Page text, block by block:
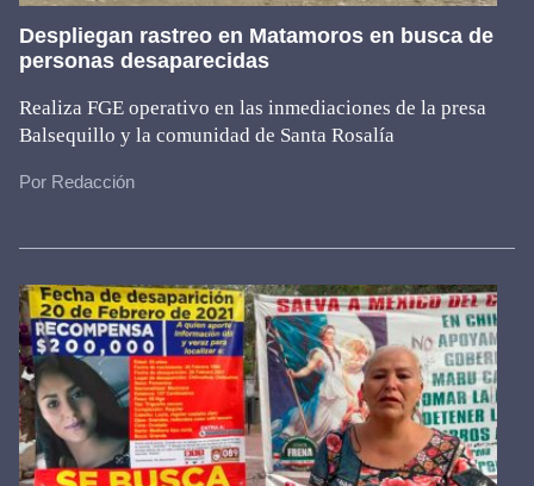
Despliegan rastreo en Matamoros en busca de
personas desaparecidas
Realiza FGE operativo en las inmediaciones de la presa
Balsequillo y la comunidad de Santa Rosalía
Por Redacción